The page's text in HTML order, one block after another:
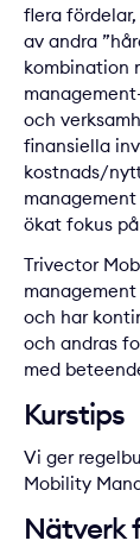
flera
av andra
kombination
och
finansiella
kostnads/
ökat fokus
Trivector
och har
och andras
med
Kurstips
Vi ger
Mobility
Nätverk